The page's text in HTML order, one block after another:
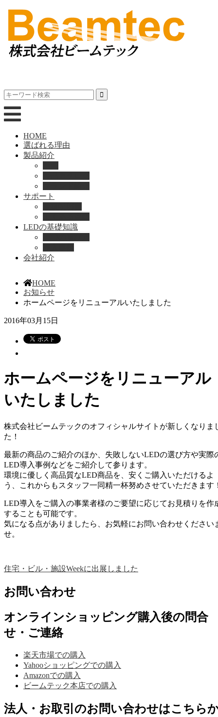
HOME
選ばれる理由
製品紹介
サポート
LEDの基礎知識
会社紹介
HOME
お知らせ
ホームページをリニューアルいたしました
2016年03月15日
ホームページをリニューアル
いたしました
株式会社ビームテックのオフィシャルサイトが新しくなりま
た！
最新の商品のご紹介のほか、失敗しないLEDの選び方や実際
LED導入事例などをご紹介して参ります。
環境に優しく高品質なLED商品を、安くご購入いただけるよ
う、これからもスタッフ一同精一杯努めさせていただきます
LED導入をご購入の事業者様のご要望に応じてお見積りを作
することも可能です。
気になる点がありましたら、お気軽にお問い合わせください
せ。
住宅・ビル・施設Weekに出展しました
お問い合わせ
オンラインショッピング購入後の問合
せ・ご連絡
楽天市場での購入
Yahooショッピングでの購入
Amazonでの購入
ビームテック本店での購入
法人・お取引のお問い合わせはこちら